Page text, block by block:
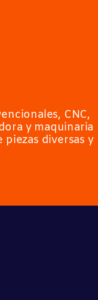
CNC,
y maquinaria
piezas diversas y